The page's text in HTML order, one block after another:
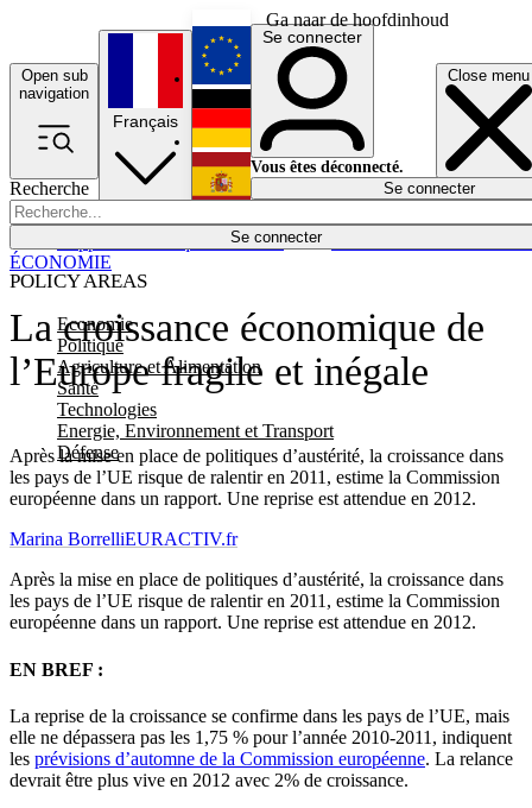
Ga naar de hoofdinhoud
Open sub
navigation
Close menu
Recherche
Se connecter
POLICY AREAS
Economie
Politique
Agriculture et Alimentation
Santé
Technologies
Energie, Environnement et Transport
Défense
Économie
Français
English
Deutsch
Español
Se connecter
Vous êtes déconnecté.
Se connecter
La croissance économique de
l’Europe fragile et inégale
Après la mise en place de politiques d’austérité, la croissance dans
les pays de l’UE risque de ralentir en 2011, estime la Commission
européenne dans un rapport. Une reprise est attendue en 2012.
ÉCONOMIE
Marina BorrelliEURACTIV.fr
Après la mise en place de politiques d’austérité, la croissance dans
les pays de l’UE risque de ralentir en 2011, estime la Commission
européenne dans un rapport. Une reprise est attendue en 2012.
EN BREF :
La reprise de la croissance se confirme dans les pays de l’UE, mais
elle ne dépassera pas les 1,75 % pour l’année 2010-2011, indiquent
les prévisions d’automne de la Commission européenne. La relance
devrait être plus vive en 2012 avec 2% de croissance.